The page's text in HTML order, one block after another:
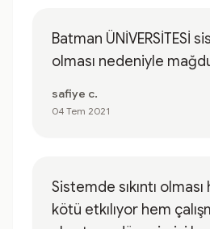
Batman ÜNİVERSİTESİ
olması nedeniyle
safiye c.
04 Tem 2021
Sistemde sıkıntı olması
kötü etkılıyor hem